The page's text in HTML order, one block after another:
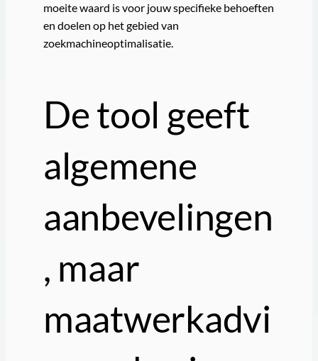
moeite waard is voor jouw specifieke behoeften
en doelen op het gebied van
zoekmachineoptimalisatie.
De tool geeft
algemene
aanbevelingen
, maar
maatwerkadvi